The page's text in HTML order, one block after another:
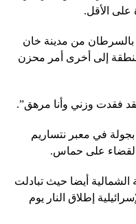
على الأقل.
وهو مريض بالسرطان من مدينة خان
إلى أخرى أمر محزن
فقدت وزني وأنا مرهق”.
بجولة في معبر نتساريم
على حماس.
أيضا حيث تبادلت
إطلاق النار يوم